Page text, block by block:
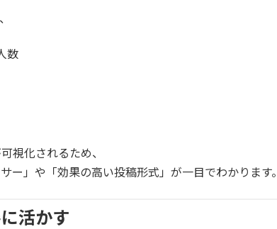
数
視化されるため、
ー」や「効果の高い投稿形式」が一目でわかります。
活かす